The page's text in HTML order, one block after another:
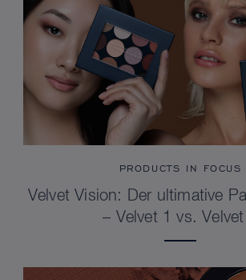
PRODUCTS IN FOCUS
Velvet Vision: Der ultimative
– Velvet 1 vs.